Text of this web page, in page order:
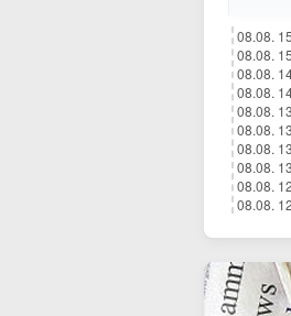
08.08.
08.08.
08.08.
08.08.
08.08.
08.08.
08.08.
08.08.
08.08.
08.08.